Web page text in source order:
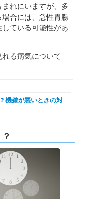
れにいますが、多
場合には、急性胃腸
ている可能性があ
る病気について
機嫌が悪いときの対